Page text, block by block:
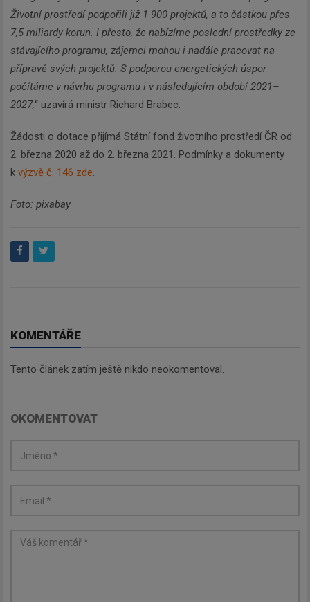
Životní prostředí podpořili již 1 900 projektů, a to částkou přes
7,5 miliardy korun. I přesto, že nabízíme poslední prostředky ze
stávajícího programu, zájemci mohou i nadále pracovat na
přípravě svých projektů. S podporou energetických úspor
počítáme v návrhu programu i v následujícím období 2021–
2027,“ uzavírá ministr Richard Brabec.
Žádosti o dotace přijímá Státní fond životního prostředí ČR od
2. března 2020 až do 2. března 2021. Podmínky a dokumenty
k výzvě č. 146 zde.
Foto: pixabay
KOMENTÁŘE
Tento článek zatím ještě nikdo neokomentoval.
OKOMENTOVAT